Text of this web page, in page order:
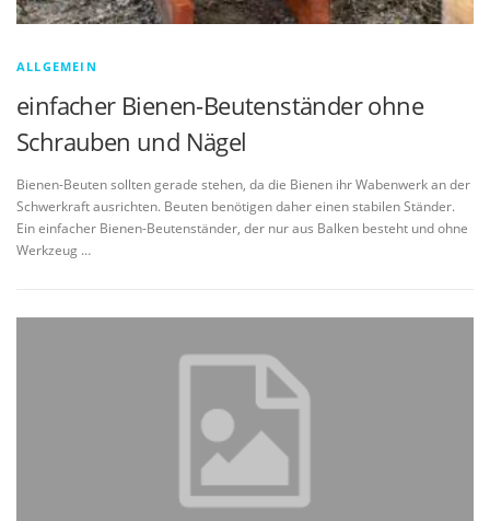
ALLGEMEIN
einfacher Bienen-Beutenständer ohne
Schrauben und Nägel
Bienen-Beuten sollten gerade stehen, da die Bienen ihr Wabenwerk an der
Schwerkraft ausrichten. Beuten benötigen daher einen stabilen Ständer.
Ein einfacher Bienen-Beutenständer, der nur aus Balken besteht und ohne
Werkzeug …